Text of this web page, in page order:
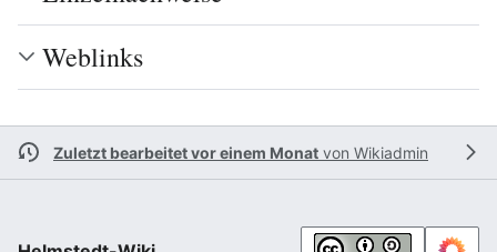
Weblinks
Zuletzt bearbeitet vor einem Monat von Wikiadmin